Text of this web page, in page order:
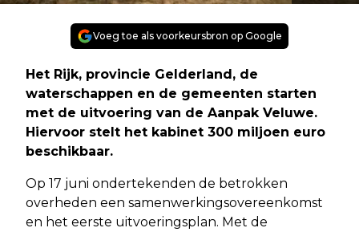
Voeg toe als voorkeursbron op Google
Het Rijk, provincie Gelderland, de
waterschappen en de gemeenten starten
met de uitvoering van de Aanpak Veluwe.
Hiervoor stelt het kabinet 300 miljoen euro
beschikbaar.
Op 17 juni ondertekenden de betrokken
overheden een samenwerkingsovereenkomst
en het eerste uitvoeringsplan. Met de